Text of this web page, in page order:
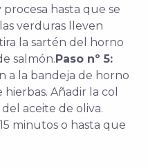
hasta que se
verduras lleven
la sartén del horno
salmón.Paso nº 5:
a la bandeja de horno
Añadir la col
aceite de oliva.
minutos o hasta que